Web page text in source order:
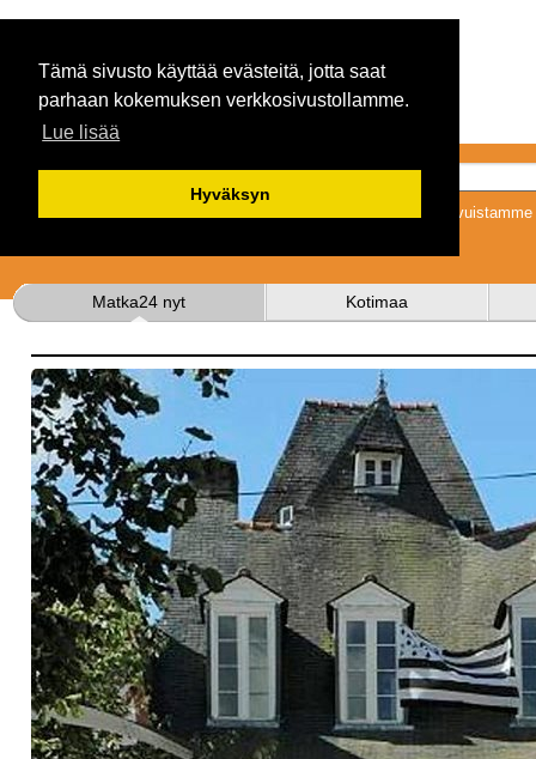
Tämä sivusto käyttää evästeitä, jotta saat
parhaan kokemuksen verkkosivustollamme.
Lue lisää
Hyväksyn
Tykkäämällä
Matka24 nyt Kotimaa